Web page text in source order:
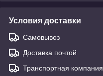
Условия доставки
Самовывоз
Доставка почтой
Транспортная компания